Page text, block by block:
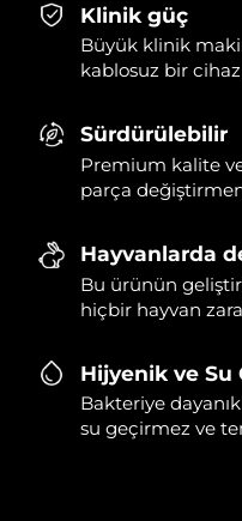
Klinik güç
Büyük klinik
kablosuz bir
Sürdürülebilir
Premium kalite
parça
Hayvanlarda
Bu ürünün
hiçbir hayvan
Hijyenik ve Su
Bakteriye
su geçirmez ve